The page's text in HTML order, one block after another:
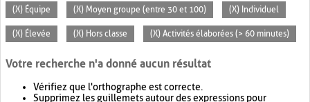
(X) Équipe (X) Moyen groupe (entre 30 et 100) (X) Individuel
(X) Élevée (X) Hors classe (X) Activités élaborées (> 60 minutes)
Votre recherche n'a donné aucun résultat
Vérifiez que l'orthographe est correcte.
Supprimez les guillemets autour des expressions pour